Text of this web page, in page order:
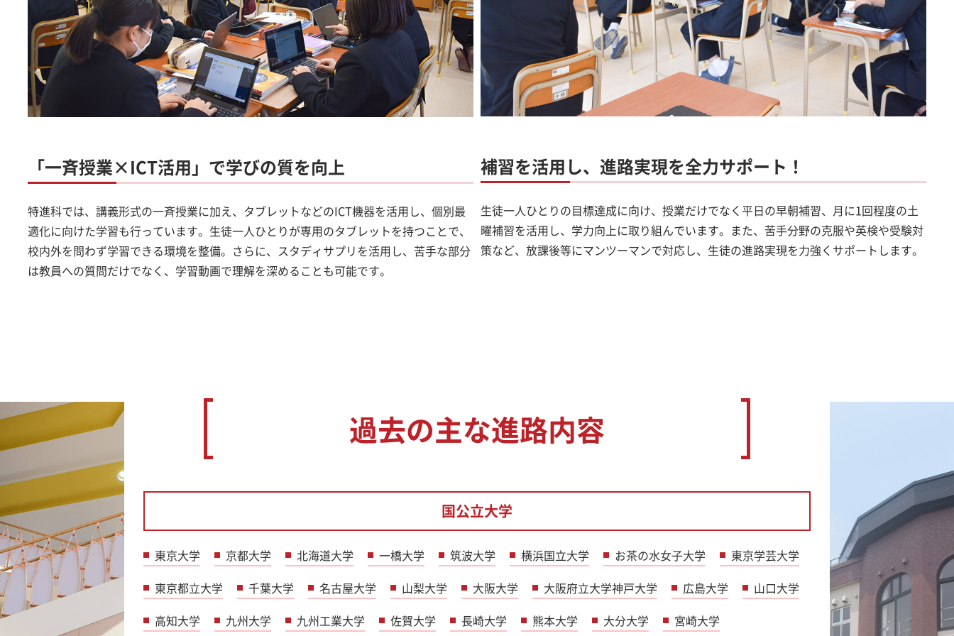
「一斉授業×ICT活用」で学びの質を向上
特進科では、講義形式の一斉授業に加え、タブレットなどのICT機器を活用し、個別最
適化に向けた学習も行っています。生徒一人ひとりが専用のタブレットを持つことで、
校内外を問わず学習できる環境を整備。さらに、スタディサプリを活用し、苦手な部分
は教員への質問だけでなく、学習動画で理解を深めることも可能です。
補習を活用し、進路実現を全力サポート！
生徒一人ひとりの目標達成に向け、授業だけでなく平日の早朝補習、月に1回程度の土
曜補習を活用し、学力向上に取り組んでいます。また、苦手分野の克服や英検や受験対
策など、放課後等にマンツーマンで対応し、生徒の進路実現を力強くサポートします。
過去の主な進路内容
国公立大学
東京大学 京都大学 北海道大学 一橋大学 筑波大学 横浜国立大学 お茶の水女子大学
東京学芸大学
東京都立大学
千葉大学 名古屋大学 山梨大学 大阪大学 大阪府立大学神戸大学 広島大学
山口大学
高知大学
九州大学 九州工業大学 佐賀大学 長崎大学 熊本大学 大分大学 宮崎大学